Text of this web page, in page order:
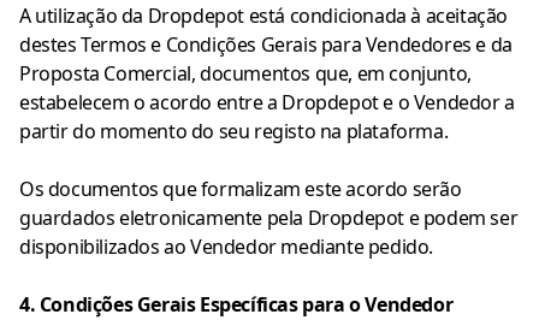
A utilização da Dropdepot está condicionada à aceitação
destes Termos e Condições Gerais para Vendedores e da
Proposta Comercial, documentos que, em conjunto,
estabelecem o acordo entre a Dropdepot e o Vendedor a
partir do momento do seu registo na plataforma.
Os documentos que formalizam este acordo serão
guardados eletronicamente pela Dropdepot e podem ser
disponibilizados ao Vendedor mediante pedido.
4. Condições Gerais Específicas para o Vendedor